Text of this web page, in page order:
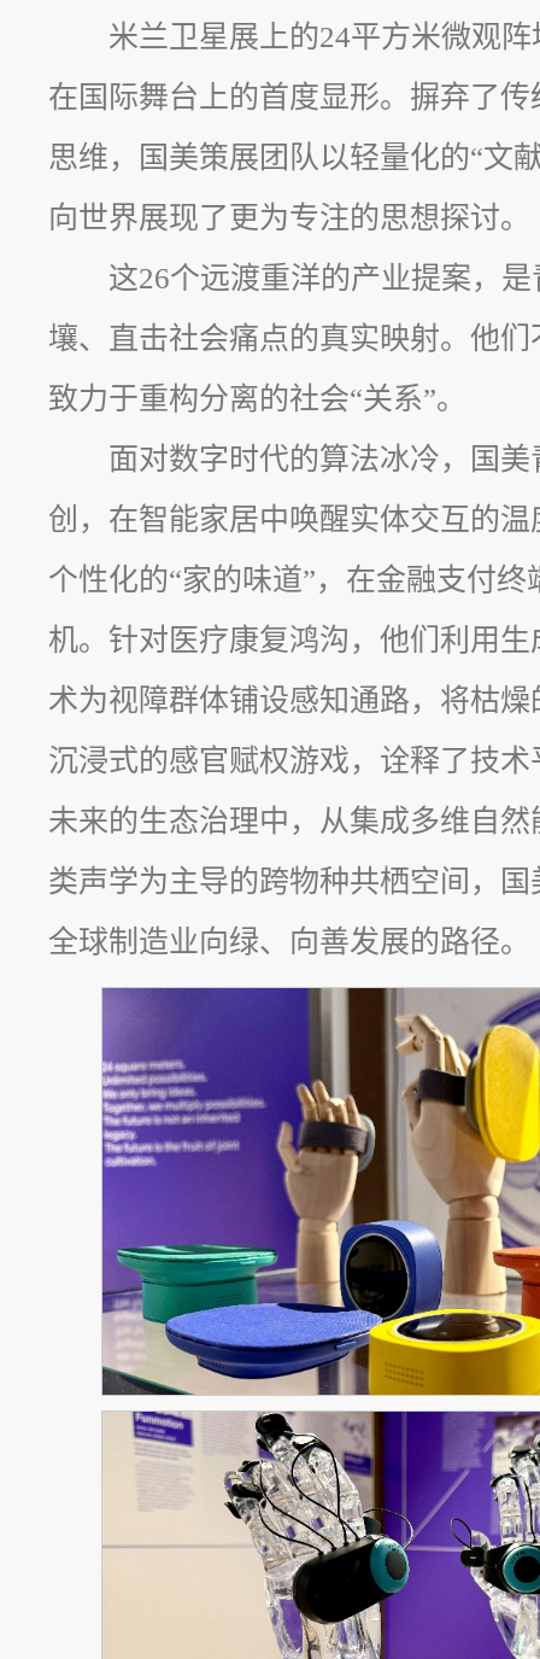
米兰卫星展上的24平方米微观
在国际舞台上的首度显形。摒弃了
思维，国美策展团队以轻量化的“文
向世界展现了更为专注的思想探讨。
这26个远渡重洋的产业提案，
壤、直击社会痛点的真实映射。他
致力于重构分离的社会“关系”。
面对数字时代的算法冰冷，国
创，在智能家居中唤醒实体交互的
个性化的“家的味道”，在金融支付
机。针对医疗康复鸿沟，他们利用
术为视障群体铺设感知通路，将枯
沉浸式的感官赋权游戏，诠释了技
未来的生态治理中，从集成多维自
类声学为主导的跨物种共栖空间，
全球制造业向绿、向善发展的路径。